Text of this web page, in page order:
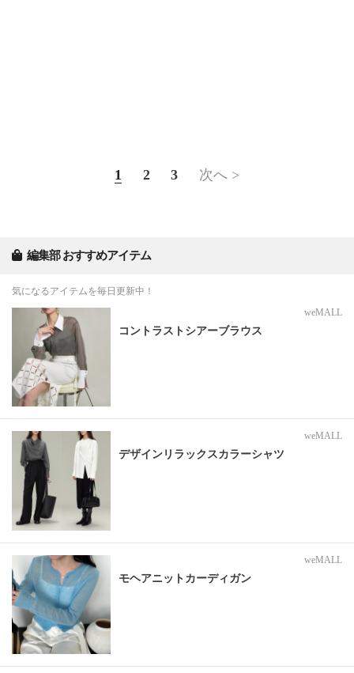
1 2 3 次へ >
編集部 おすすめアイテム
気になるアイテムを毎日更新中！
weMALL
コントラストシアーブラウス
weMALL
デザインリラックスカラーシャツ
weMALL
モヘアニットカーディガン